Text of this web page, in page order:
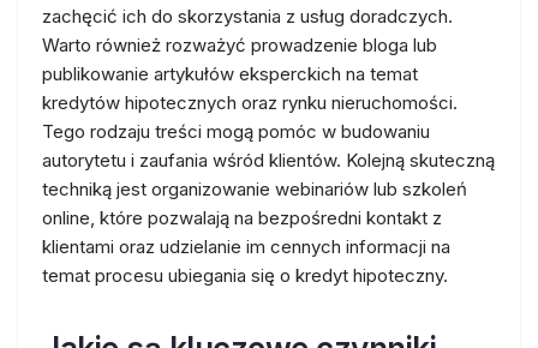
zachęcić ich do skorzystania z usług doradczych.
Warto również rozważyć prowadzenie bloga lub
publikowanie artykułów eksperckich na temat
kredytów hipotecznych oraz rynku nieruchomości.
Tego rodzaju treści mogą pomóc w budowaniu
autorytetu i zaufania wśród klientów. Kolejną skuteczną
techniką jest organizowanie webinariów lub szkoleń
online, które pozwalają na bezpośredni kontakt z
klientami oraz udzielanie im cennych informacji na
temat procesu ubiegania się o kredyt hipoteczny.